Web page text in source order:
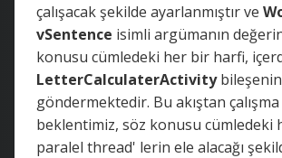
çalışacak şekilde ayarlanmıştır ve
vSentence isimli argümanın
konusu cümledeki her bir harfi,
LetterCalculaterActivity
göndermektedir. Bu akıştan
beklentimiz, söz konusu cümledeki
paralel thread' lerin ele alacağı